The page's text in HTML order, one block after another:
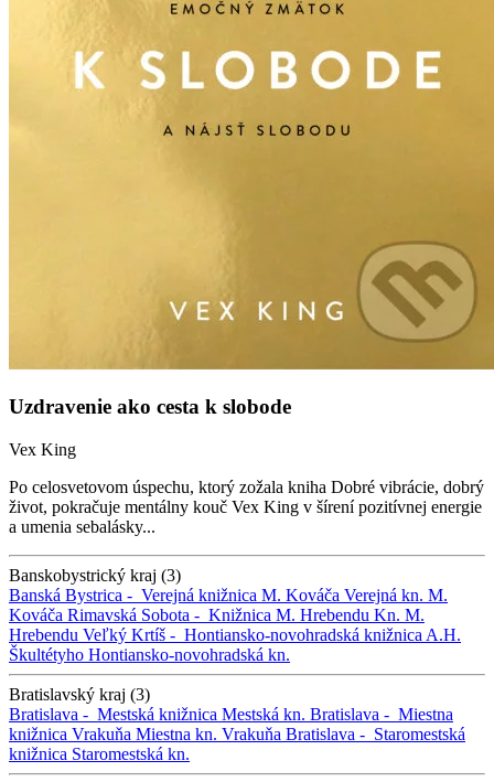
Uzdravenie ako cesta k slobode
Vex King
Po celosvetovom úspechu, ktorý zožala kniha Dobré vibrácie, dobrý
život, pokračuje mentálny kouč Vex King v šírení pozitívnej energie
a umenia sebalásky...
Banskobystrický kraj (3)
Banská Bystrica - Verejná knižnica M. Kováča Verejná kn. M.
Kováča Rimavská Sobota - Knižnica M. Hrebendu Kn. M.
Hrebendu Veľký Krtíš - Hontiansko-novohradská knižnica A.H.
Škultétyho Hontiansko-novohradská kn.
Bratislavský kraj (3)
Bratislava - Mestská knižnica Mestská kn. Bratislava - Miestna
knižnica Vrakuňa Miestna kn. Vrakuňa Bratislava - Staromestská
knižnica Staromestská kn.